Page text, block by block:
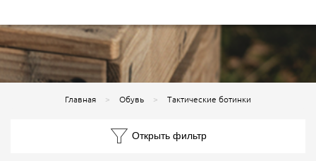
Главная Обувь Тактические ботинки
Открыть фильтр